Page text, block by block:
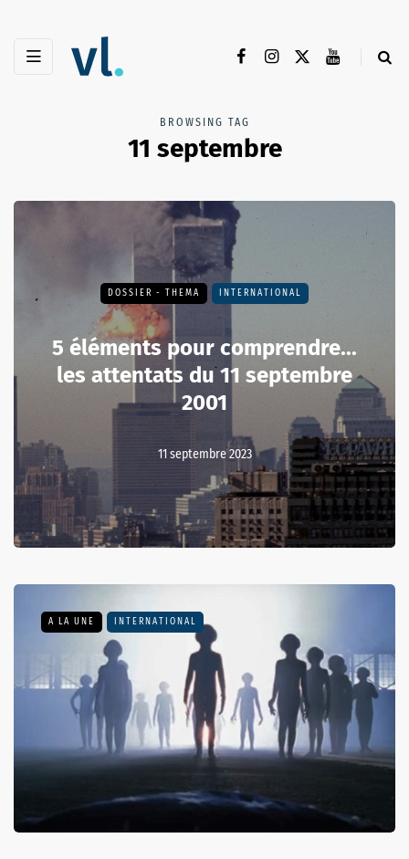
BROWSING TAG
11 septembre
DOSSIER - THEMA INTERNATIONAL
5 éléments pour comprendre...
les attentats du 11 septembre
2001
11 septembre 2023
A LA UNE INTERNATIONAL